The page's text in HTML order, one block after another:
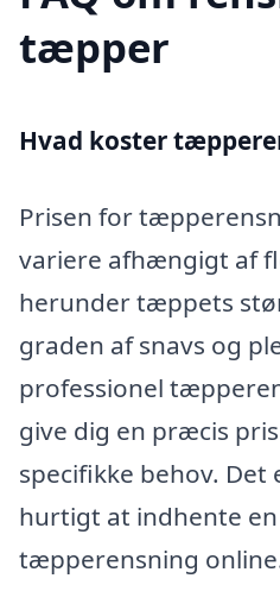
tæpper
Hvad koster
Prisen for
variere afhængigt af
herunder tæppets
graden af snavs og
professionel
give dig en præcis
specifikke behov. Det
hurtigt at indhente
tæpperensning